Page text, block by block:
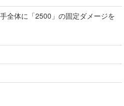
全体に「2500」の固定ダメージを